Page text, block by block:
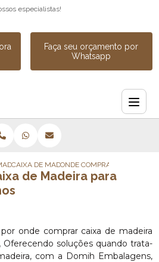
especialistas!
Faça seu orçamento por
Whatsapp
CAIXA DE MADEIRA SOB MEDIDA
ONDE COMPRAR CAIXA DE
de Madeira para
onde comprar caixa de madeira
Oferecendo soluções quando trata-
com a Domih Embalagens,